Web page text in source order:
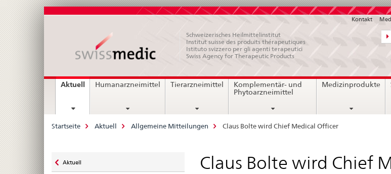
Kontakt
Schweizerisches Heilmittelinstitut
Institut suisse des produits thérapeutiques
Istituto svizzero per gli agenti terapeutici
Swiss Agency for Therapeutic Products
Hauptnavigation
Aktuell current
Humanarzneimittel Tierarzneimittel
Komplementär- und
Phytoarzneimittel
Medizinprodukte
Breadcrumb
Startseite Aktuell Allgemeine Mitteilungen Claus Bolte wird Chief Medical Officer
zu
Aktuell Claus Bolte wird Chief